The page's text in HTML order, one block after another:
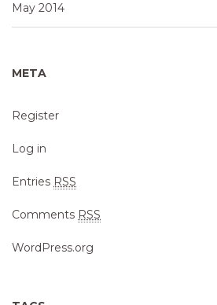
May 2014
META
Register
Log in
Entries RSS
Comments RSS
WordPress.org